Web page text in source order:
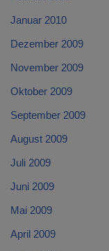
Januar 2010
Dezember 2009
November 2009
Oktober 2009
September 2009
August 2009
Juli 2009
Juni 2009
Mai 2009
April 2009